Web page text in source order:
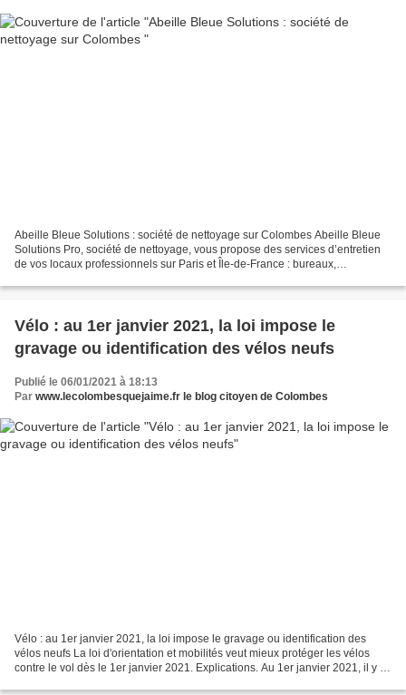
Abeille Bleue Solutions : société de nettoyage sur Colombes Abeille Bleue
Solutions Pro, société de nettoyage, vous propose des services d’entretien
de vos locaux professionnels sur Paris et Île-de-France : bureaux,
Vélo : au 1er janvier 2021, la loi impose le
gravage ou identification des vélos neufs
Publié le 06/01/2021 à 18:13
Par www.lecolombesquejaime.fr le blog citoyen de Colombes
Vélo : au 1er janvier 2021, la loi impose le gravage ou identification des
vélos neufs La loi d'orientation et mobilités veut mieux protéger les vélos
contre le vol dès le 1er janvier 2021. Explications. Au 1er janvier 2021, il y a